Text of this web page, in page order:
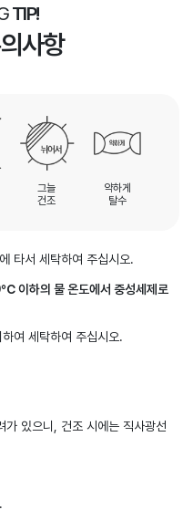
TIP!
사항
그늘
건조
약하게
탈수
타서 세탁하여 주십시오.
이하의 물 온도에서 중성세제로
여 세탁하여 주십시오.
가 있으니, 건조 시에는 직사광선